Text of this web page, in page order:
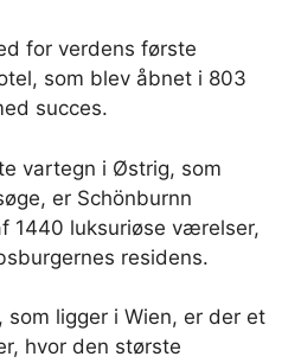
for verdens første
som blev åbnet i 803
succes.
vartegn i Østrig, som
er Schönburnn
1440 luksuriøse værelser,
residens.
som ligger i Wien, er der et
hvor den største